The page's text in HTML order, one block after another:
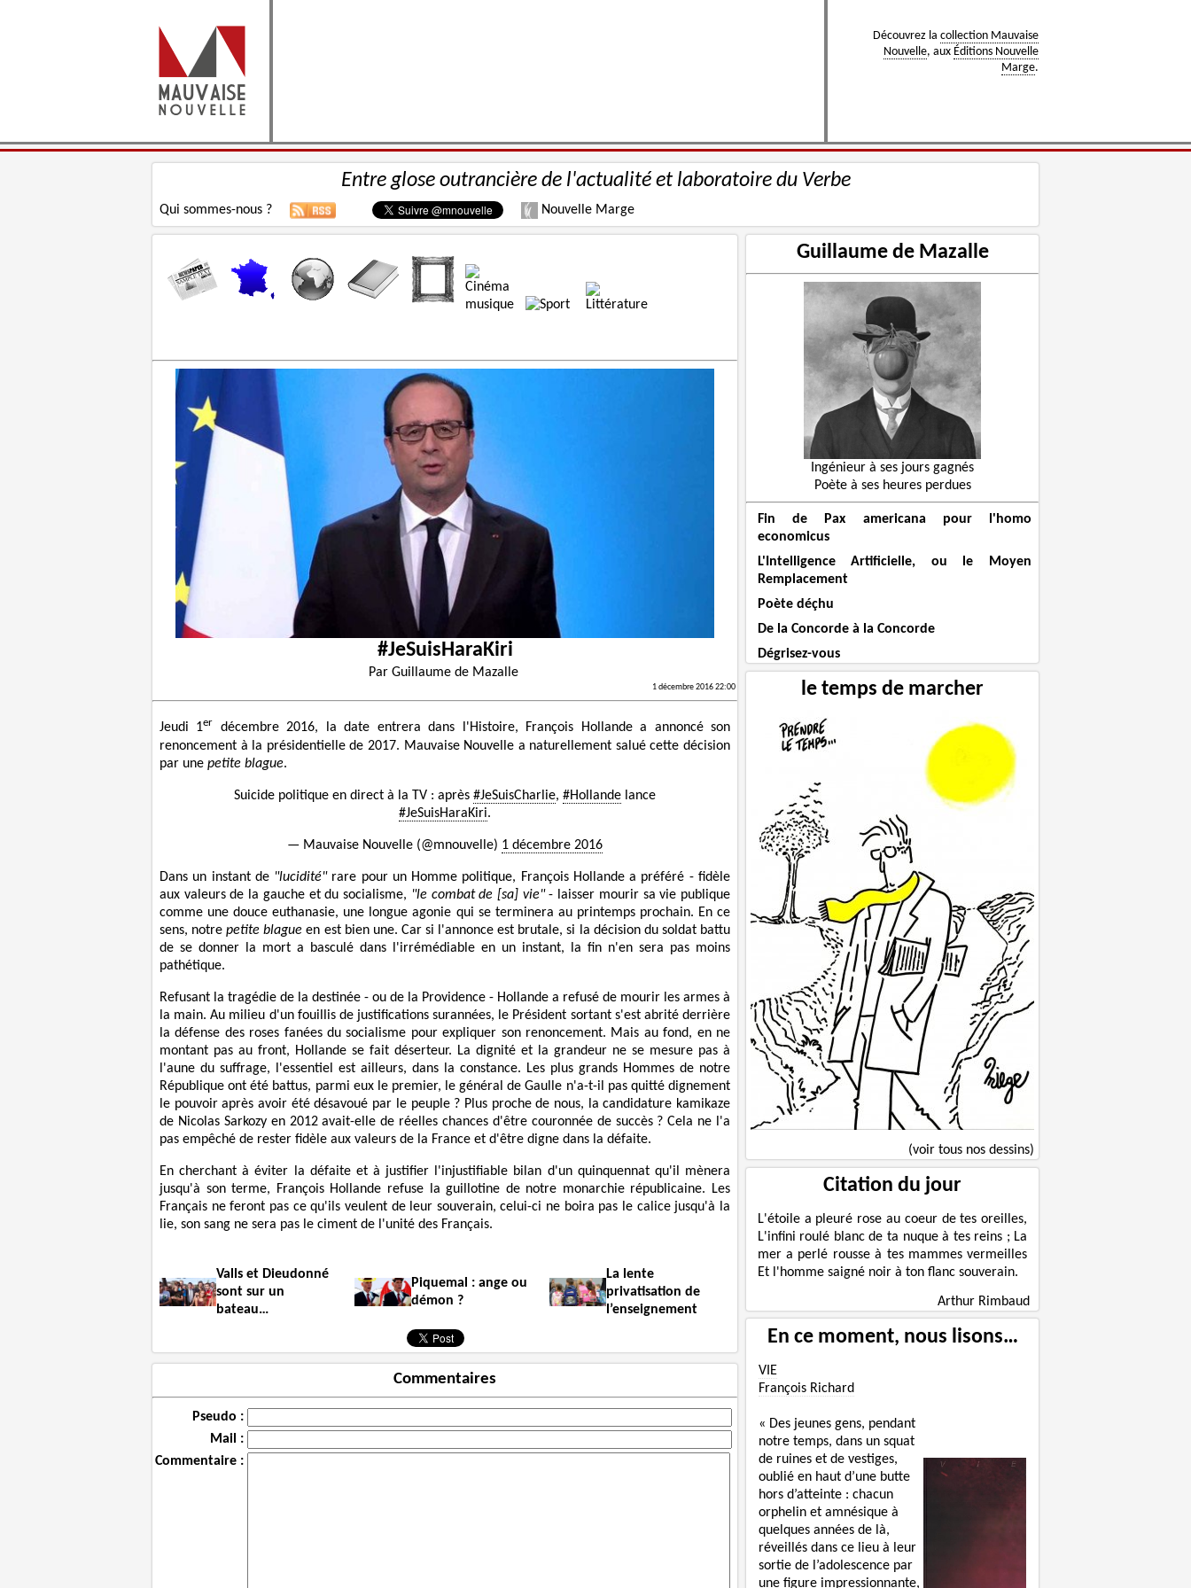
Découvrez la collection Mauvaise
Nouvelle, aux Éditions Nouvelle
Marge.
Entre glose outrancière de l'actualité et laboratoire du Verbe
Qui sommes-nous ? Nouvelle Marge
#JeSuisHaraKiri
Par Guillaume de Mazalle
1 décembre 2016 22:00
Jeudi 1er
décembre 2016, la date entrera dans l'Histoire, François Hollande a annoncé son
renoncement à la présidentielle de 2017. Mauvaise Nouvelle a naturellement salué cette décision
par une petite blague.
Suicide politique en direct à la TV : après #JeSuisCharlie, #Hollande lance
#JeSuisHaraKiri.
— Mauvaise Nouvelle (@mnouvelle) 1 décembre 2016
Dans un instant de "lucidité"rare pour un Homme politique, François Hollande a préféré - fidèle
aux valeurs de la gauche et du socialisme, "le combat de [sa] vie"- laisser mourir sa vie publique
comme une douce euthanasie, une longue agonie qui se terminera au printemps prochain. En ce
sens, notrepetite blague en est bien une. Car si l'annonce est brutale, si la décision du soldat battu
de se donner la mort a basculé dans l'irrémédiable en un instant, la fin n'en sera pas moins
pathétique.
Refusant la tragédie de la destinée - ou de la Providence - Hollande a refusé de mourir les armes à
la main. Au milieu d'un fouillis de justifications surannées, le Président sortant s'est abrité derrière
la défense des roses fanées du socialisme pour expliquer son renoncement. Mais au fond, en ne
montant pas au front, Hollande se fait déserteur. La dignité et la grandeur ne se mesure pas à
l'aune du suffrage, l'essentiel est ailleurs, dans la constance. Les plus grands Hommes de notre
République ont été battus, parmi eux le premier, le général de Gaulle n'a-t-il pas quitté dignement
le pouvoir après avoir été désavoué par le peuple ? Plus proche de nous, la candidature kamikaze
de Nicolas Sarkozy en 2012 avait-elle de réelles chances d'être couronnée de succès ? Cela ne l'a
pas empêché de rester fidèle aux valeurs de la France et d'être digne dans la défaite.
En cherchant à éviter la défaite et à justifier l'injustifiable bilan d'un quinquennat qu'il mènera
jusqu'à son terme, François Hollande refuse la guillotine de notre monarchie républicaine. Les
Français ne feront pas ce qu'ils veulent de leur souverain, celui-ci ne boira pas le calice jusqu'à la
lie, son sang ne sera pas le ciment de l'unité des Français.
Valls et Dieudonné
sont sur un
bateau…
Piquemal : ange ou
démon ?
La lente
privatisation de
l’enseignement
Commentaires
Pseudo :
Mail :
Commentaire :
Guillaume de Mazalle
Ingénieur à ses jours gagnés
Poète à ses heures perdues
Fin de Pax americana pour l'homo
economicus
L'Intelligence Artificielle, ou le Moyen
Remplacement
Poète déçhu
De la Concorde à la Concorde
Dégrisez-vous
le temps de marcher
(voir tous nos dessins)
Citation du jour
L'étoile a pleuré rose au coeur de tes oreilles,
L'infini roulé blanc de ta nuque à tes reins ; La
mer a perlé rousse à tes mammes vermeilles
Et l'homme saigné noir à ton flanc souverain.
Arthur Rimbaud
En ce moment, nous lisons…
VIE
François Richard
« Des jeunes gens, pendant
notre temps, dans un squat
de ruines et de vestiges,
oublié en haut d’une butte
hors d’atteinte : chacun
orphelin et amnésique à
quelques années de là,
réveillés dans ce lieu à leur
sortie de l’adolescence par
une figure impressionnante,